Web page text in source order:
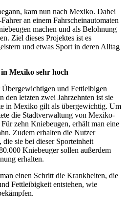
kam nun nach Mexiko. Dabei
an einem Fahrscheinautomaten
machen und als Belohnung
Ziel dieses Projektes ist es
und etwas Sport in deren Alltag
Mexiko sehr hoch
und Fettleibigen
den letzten zwei Jahrzehnten ist sie
in Mexiko gilt als übergewichtig. Um
die Stadtverwaltung von Mexiko-
zehn Kniebeugen, erhält man eine
Zudem erhalten die Nutzer
sie bei dieser Sporteinheit
Kniebeuger sollen außerdem
erhalten.
einen Schritt die Krankheiten, die
Fettleibigkeit entstehen, wie